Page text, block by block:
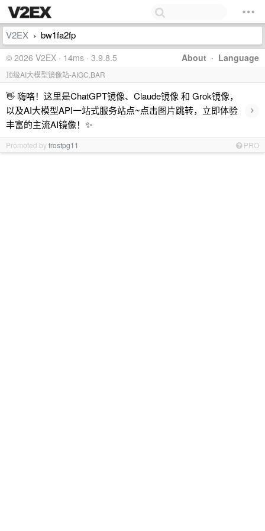
V2EX › bw1fa2fp
About · Language
© 2026 V2EX · 14ms · 3.9.8.5
顶级AI大模型镜像站-AIGC.BAR
👋 嗨咯！这里是ChatGPT镜像、Claude镜像 和 Grok镜像，
以及AI大模型API一站式服务站点~点击图片跳转，立即体验
丰富的主流AI镜像！✨
›
Promoted byfrostpg11 PRO